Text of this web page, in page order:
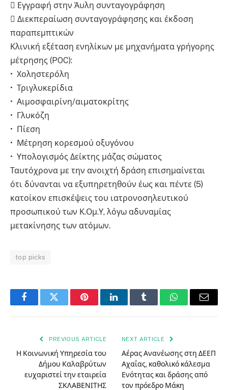
 Εγγραφή στην Άυλη συνταγογράφηση
 Διεκπεραίωση συνταγογράφησης και έκδοση
παραπεμπτικών
Κλινική εξέταση ενηλίκων με μηχανήματα γρήγορης
μέτρησης (POC):
• Χοληστερόλη
• Τριγλυκερίδια
• Αιμοσφαιρίνη/αιματοκρίτης
• Γλυκόζη
• Πίεση
• Μέτρηση κορεσμού οξυγόνου
• Υπολογισμός Δείκτης μάζας σώματος
Ταυτόχρονα με την ανοιχτή δράση επισημαίνεται
ότι δύνανται να εξυπηρετηθούν έως και πέντε (5)
κατοίκον επισκέψεις του ιατρονοσηλευτικού
προσωπικού των Κ.Ομ.Υ, λόγω αδυναμίας
μετακίνησης των ατόμων.
top picks
FacebookTwitter PinterestLinkedInTumblr WhatsAppEmail
PREVIOUS ARTICLE
Η Κοινωνική Υπηρεσία του
Δήμου Καλαβρύτων
ευχαριστεί την εταιρεία
ΣΚΛΑΒΕΝΙΤΗΣ
NEXT ARTICLE
Αέρας Ανανέωσης στη ΔΕΕΠ
Αχαΐας, καθολικό κάλεσμα
Ενότητας και δράσης από
τον πρόεδρο Μάκη